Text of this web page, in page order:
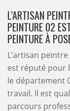
L’ARTISAN
PEINTURE 02
PEINTURE À
L’artisan
est réputé pour
le département
travail. Il est
parcours